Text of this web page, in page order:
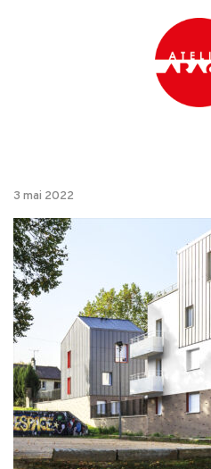
3 mai 2022